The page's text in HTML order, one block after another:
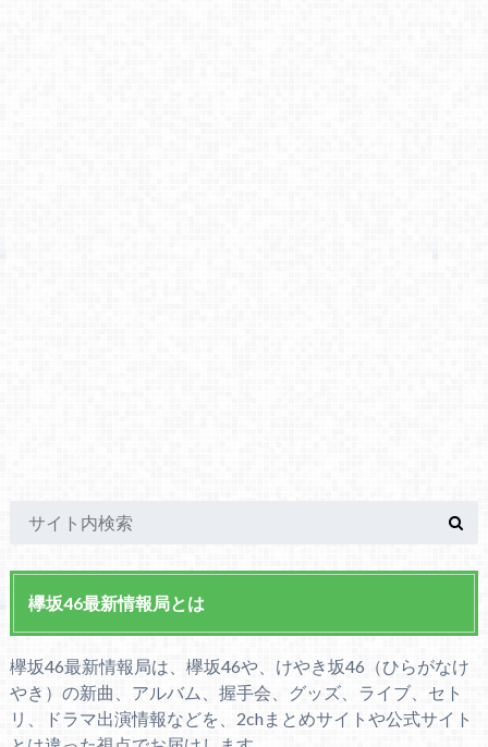
欅坂46最新情報局とは
欅坂46最新情報局は、欅坂46や、けやき坂46（ひらがなけ
やき）の新曲、アルバム、握手会、グッズ、ライブ、セト
リ、ドラマ出演情報などを、2chまとめサイトや公式サイト